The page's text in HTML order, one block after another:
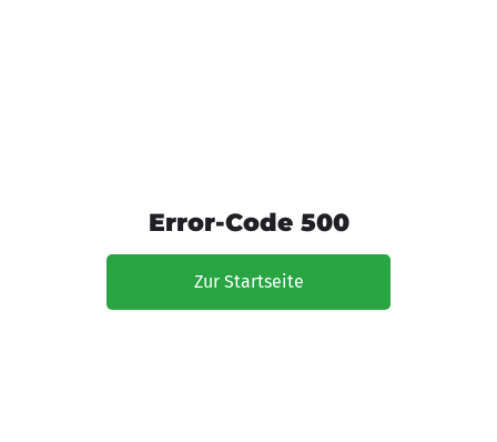
Error-Code 500
Zur Startseite